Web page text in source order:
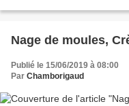
Nage de moules,
Publié le 15/06/2019 à 08:00
Par Chamborigaud